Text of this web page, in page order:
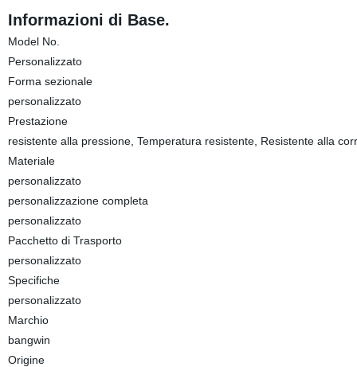
Informazioni di Base.
Model No.
Personalizzato
Forma sezionale
personalizzato
Prestazione
resistente alla pressione, Temperatura resistente, Resistente alla
Materiale
personalizzato
personalizzazione completa
personalizzato
Pacchetto di Trasporto
personalizzato
Specifiche
personalizzato
Marchio
bangwin
Origine